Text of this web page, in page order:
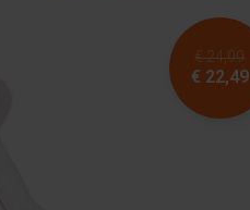
€ 24,99
€ 22,49